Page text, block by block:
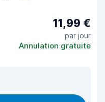
11,99 €
par jour
Annulation gratuite